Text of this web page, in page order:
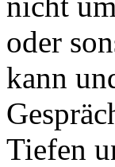
oder
kann
Tiefen